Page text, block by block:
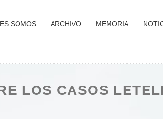
SOMOS ARCHIVO MEMORIA
LOS CASOS